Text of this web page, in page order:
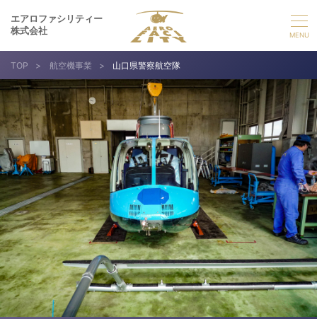
エアロファシリティー
株式会社
選ばれる理由
事業紹介
実績紹介
企業情報
採用情報
お問い合わせ
TOP > 航空機事業 > 山口県警察航空隊